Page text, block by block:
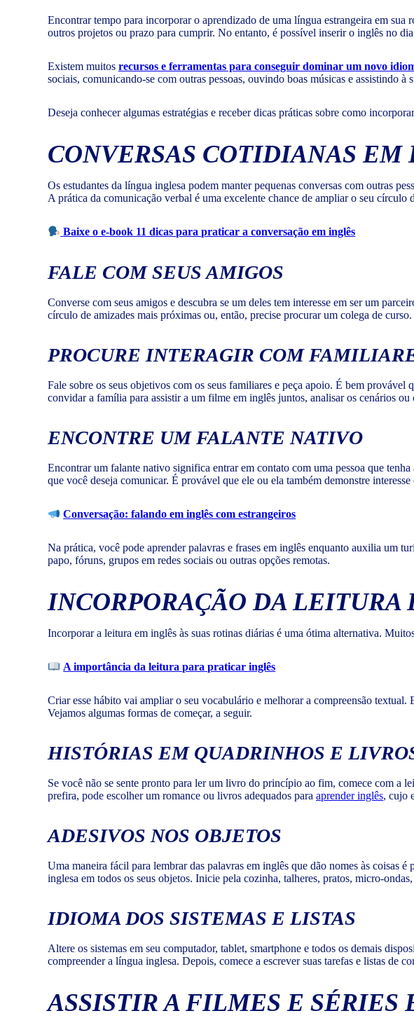
Encontrar tempo para incorporar o aprendizado de uma língua estrangeira em
outros projetos ou prazo para cumprir. No entanto, é possível inserir o inglês no
Existem muitos recursos e ferramentas para conseguir dominar um novo
sociais, comunicando-se com outras pessoas, ouvindo boas músicas e assistindo à
Deseja conhecer algumas estratégias e receber dicas práticas sobre como
CONVERSAS COTIDIANAS EM
Os estudantes da língua inglesa podem manter pequenas conversas com outras
A prática da comunicação verbal é uma excelente chance de ampliar o seu círculo
Baixe o e-book 11 dicas para praticar a conversação em inglês
FALE COM SEUS AMIGOS
Converse com seus amigos e descubra se um deles tem interesse em ser um
círculo de amizades mais próximas ou, então, precise procurar um colega de
PROCURE INTERAGIR COM
Fale sobre os seus objetivos com os seus familiares e peça apoio. É bem provável
convidar a família para assistir a um filme em inglês juntos, analisar os cenários
ENCONTRE UM FALANTE NATIVO
Encontrar um falante nativo significa entrar em contato com uma pessoa que
que você deseja comunicar. É provável que ele ou ela também demonstre
Conversação: falando em inglês com estrangeiros
Na prática, você pode aprender palavras e frases em inglês enquanto auxilia um
papo, fóruns, grupos em redes sociais ou outras opções remotas.
INCORPORAÇÃO DA
Incorporar a leitura em inglês às suas rotinas diárias é uma ótima alternativa.
A importância da leitura para praticar inglês
Criar esse hábito vai ampliar o seu vocabulário e melhorar a compreensão
Vejamos algumas formas de começar, a seguir.
HISTÓRIAS EM QUADRINHOS E
Se você não se sente pronto para ler um livro do princípio ao fim, comece com a
prefira, pode escolher um romance ou livros adequados para aprender inglês, cujo
ADESIVOS NOS OBJETOS
Uma maneira fácil para lembrar das palavras em inglês que dão nomes às coisas
inglesa em todos os seus objetos. Inicie pela cozinha, talheres, pratos, micro-
IDIOMA DOS SISTEMAS E LISTAS
Altere os sistemas em seu computador, tablet, smartphone e todos os demais
compreender a língua inglesa. Depois, comece a escrever suas tarefas e listas de
ASSISTIR A FILMES E SÉRIES